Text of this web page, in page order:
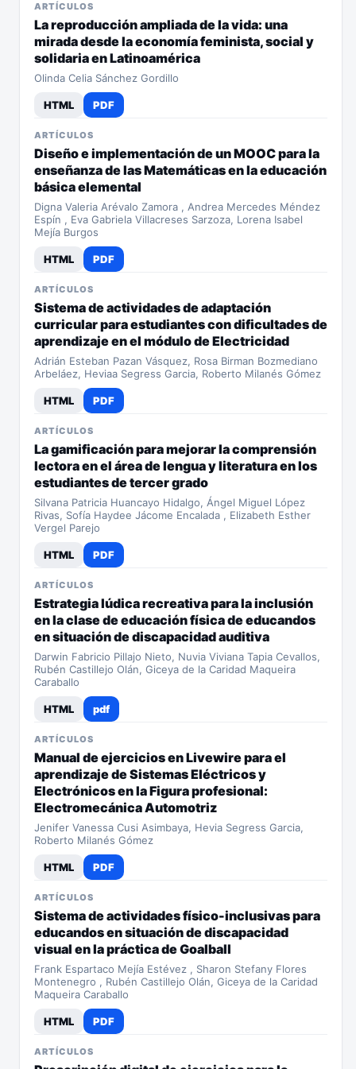
ARTÍCULOS
La reproducción ampliada de la vida: una
mirada desde la economía feminista, social y
solidaria en Latinoamérica
Olinda Celia Sánchez Gordillo
HTML PDF
ARTÍCULOS
Diseño e implementación de un MOOC para la
enseñanza de las Matemáticas en la educación
básica elemental
Digna Valeria Arévalo Zamora , Andrea Mercedes Méndez
Espín , Eva Gabriela Villacreses Sarzoza, Lorena Isabel
Mejía Burgos
HTML PDF
ARTÍCULOS
Sistema de actividades de adaptación
curricular para estudiantes con dificultades de
aprendizaje en el módulo de Electricidad
Adrián Esteban Pazan Vásquez, Rosa Birman Bozmediano
Arbeláez, Heviaa Segress Garcia, Roberto Milanés Gómez
HTML PDF
ARTÍCULOS
La gamificación para mejorar la comprensión
lectora en el área de lengua y literatura en los
estudiantes de tercer grado
Silvana Patricia Huancayo Hidalgo, Ángel Miguel López
Rivas, Sofía Haydee Jácome Encalada , Elizabeth Esther
Vergel Parejo
HTML PDF
ARTÍCULOS
Estrategia lúdica recreativa para la inclusión
en la clase de educación física de educandos
en situación de discapacidad auditiva
Darwin Fabricio Pillajo Nieto, Nuvia Viviana Tapia Cevallos,
Rubén Castillejo Olán, Giceya de la Caridad Maqueira
Caraballo
HTML pdf
ARTÍCULOS
Manual de ejercicios en Livewire para el
aprendizaje de Sistemas Eléctricos y
Electrónicos en la Figura profesional:
Electromecánica Automotriz
Jenifer Vanessa Cusi Asimbaya, Hevia Segress Garcia,
Roberto Milanés Gómez
HTML PDF
ARTÍCULOS
Sistema de actividades físico-inclusivas para
educandos en situación de discapacidad
visual en la práctica de Goalball
Frank Espartaco Mejía Estévez , Sharon Stefany Flores
Montenegro , Rubén Castillejo Olán, Giceya de la Caridad
Maqueira Caraballo
HTML PDF
ARTÍCULOS